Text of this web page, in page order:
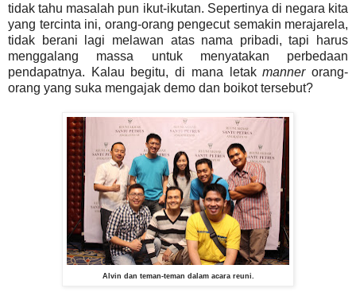
tidak tahu masalah pun ikut-ikutan. Sepertinya di negara kita
yang tercinta ini, orang-orang pengecut semakin merajarela,
tidak berani lagi melawan atas nama pribadi, tapi harus
menggalang massa untuk menyatakan perbedaan
pendapatnya. Kalau begitu, di mana letakmannerorang-
orang yang suka mengajak demo dan boikot tersebut?
Alvin dan teman-teman dalam acara reuni.